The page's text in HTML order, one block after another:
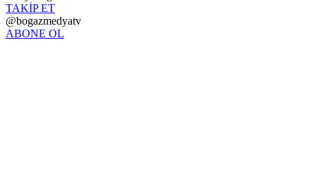
TAKİP ET
@bogazmedyatv
ABONE OL